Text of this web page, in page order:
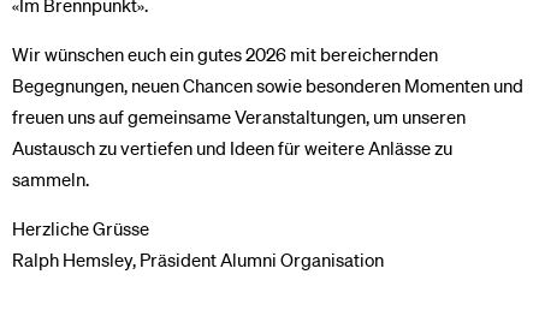
«Im Brennpunkt».
Wir wünschen euch ein gutes 2026 mit bereichernden
Begegnungen, neuen Chancen sowie besonderen Momenten und
freuen uns auf gemeinsame Veranstaltungen, um unseren
Austausch zu vertiefen und Ideen für weitere Anlässe zu
sammeln.
Herzliche Grüsse
Ralph Hemsley, Präsident Alumni Organisation